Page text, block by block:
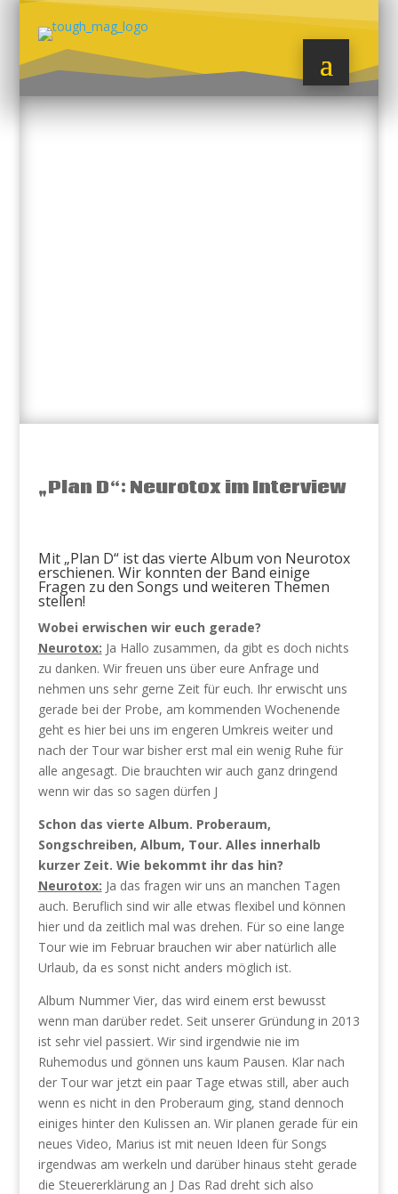
„Plan D“: Neurotox im Interview
Mit „Plan D“ ist das vierte Album von Neurotox
erschienen. Wir konnten der Band einige
Fragen zu den Songs und weiteren Themen
stellen!
Wobei erwischen wir euch gerade?
Neurotox: Ja Hallo zusammen, da gibt es doch nichts
zu danken. Wir freuen uns über eure Anfrage und
nehmen uns sehr gerne Zeit für euch. Ihr erwischt uns
gerade bei der Probe, am kommenden Wochenende
geht es hier bei uns im engeren Umkreis weiter und
nach der Tour war bisher erst mal ein wenig Ruhe für
alle angesagt. Die brauchten wir auch ganz dringend
wenn wir das so sagen dürfen J
Schon das vierte Album. Proberaum,
Songschreiben, Album, Tour. Alles innerhalb
kurzer Zeit. Wie bekommt ihr das hin?
Neurotox: Ja das fragen wir uns an manchen Tagen
auch. Beruflich sind wir alle etwas flexibel und können
hier und da zeitlich mal was drehen. Für so eine lange
Tour wie im Februar brauchen wir aber natürlich alle
Urlaub, da es sonst nicht anders möglich ist.
Album Nummer Vier, das wird einem erst bewusst
wenn man darüber redet. Seit unserer Gründung in 2013
ist sehr viel passiert. Wir sind irgendwie nie im
Ruhemodus und gönnen uns kaum Pausen. Klar nach
der Tour war jetzt ein paar Tage etwas still, aber auch
wenn es nicht in den Proberaum ging, stand dennoch
einiges hinter den Kulissen an. Wir planen gerade für ein
neues Video, Marius ist mit neuen Ideen für Songs
irgendwas am werkeln und darüber hinaus steht gerade
die Steuererklärung an J Das Rad dreht sich also